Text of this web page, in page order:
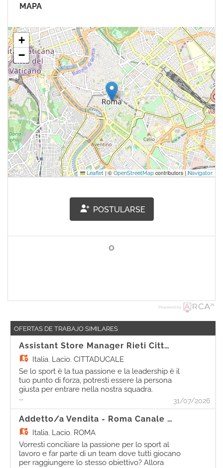
MAPA
+
−
Leaflet |©OpenStreetMap contributors |Navigator
POSTULARSE
o
Powered by
OFERTAS DE TRABAJO SIMILARES
Assistant Store Manager Rieti Cittaducale
Italia, Lacio, CITTADUCALE
Se lo sport è la tua passione e la leadership è il
tuo punto di forza, potresti essere la persona
giusta per entrare nella nostra squadra.
Come Assistant Store Manager, sarai
protagonista nel coordinare le attività
quotidiane del punto vendita. Le tue
- Comunicherai efficacemente con la tua
squadra, informando il team sulle procedure
da seguire e motivandolo al raggiungimento
degli obiettivi; - Organizzerai le attività
... 31/07/2026
Addetto/a Vendita - Roma Canale Della Lingua
Italia, Lacio, ROMA
Vorresti conciliare la passione per lo sport al
lavoro e far parte di un team dove tutti giocano
per raggiungere lo stesso obiettivo? Allora